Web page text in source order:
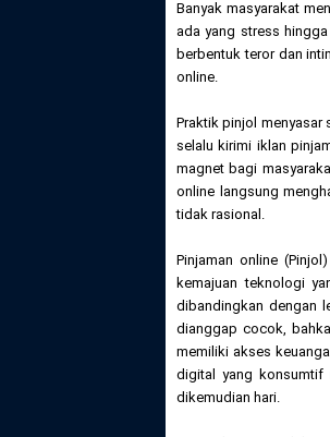
Banyak masyarakat
ada yang stress
berbentuk teror dan
online.
Praktik pinjol menyasar
selalu kirimi iklan
magnet bagi
online langsung
tidak rasional.
Pinjaman online
kemajuan teknologi
dibandingkan dengan
dianggap cocok,
memiliki akses
digital yang konsumtif
dikemudian hari.